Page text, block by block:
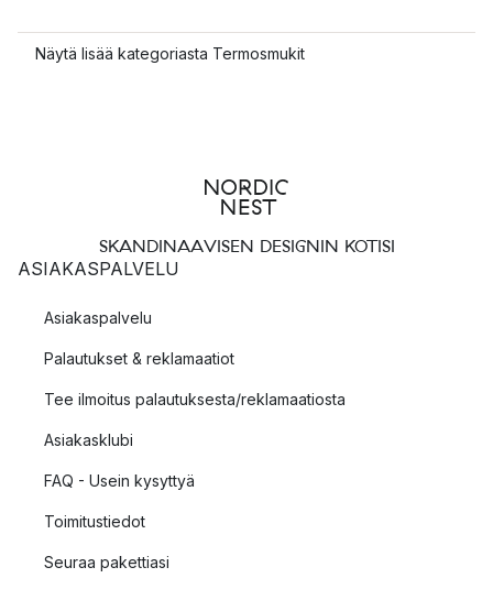
Näytä lisää kategoriasta Termosmukit
SKANDINAAVISEN DESIGNIN KOTISI
ASIAKASPALVELU
Asiakaspalvelu
Palautukset & reklamaatiot
Tee ilmoitus palautuksesta/reklamaatiosta
Asiakasklubi
FAQ - Usein kysyttyä
Toimitustiedot
Seuraa pakettiasi